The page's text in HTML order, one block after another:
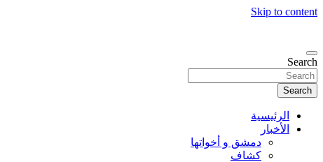
Skip to content
Search
Search
الرئيسية
الأخبار
دمشق و أخواتها
كشاف